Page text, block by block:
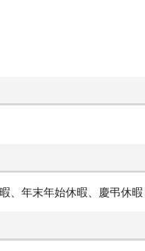
、年末年始休暇、慶弔休